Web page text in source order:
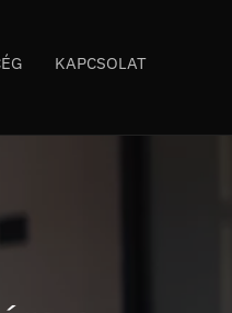
KAPCSOLAT